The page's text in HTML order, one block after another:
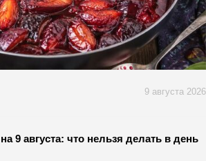
9 августа 2026
9 августа: что нельзя делать в день